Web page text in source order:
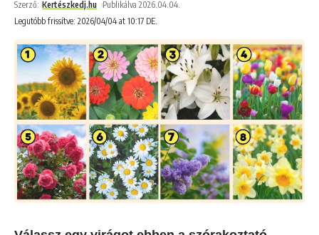
Legutóbb frissítve: 2026/04/04 at 10:17 DE.
Szerző: Kertészkedj.hu Publikálva 2026.04.04.